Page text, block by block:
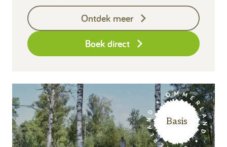
Keukendoekenpakket
Eindschoonmaak
Ontdek meer
Boek direct
Basis